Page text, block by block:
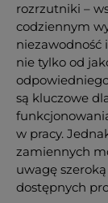
rozrzutniki –
codziennym
niezawodność
nie tylko od
są kluczowe
w pracy.
zamiennych
uwagę
dostępnych